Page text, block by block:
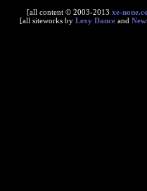
[all content © 2003-2013 xe-
[all siteworks by Lexy Dance and